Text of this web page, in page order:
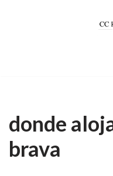
donde
brava